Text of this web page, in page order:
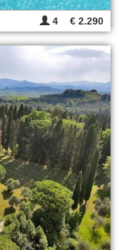
4 € 2.290